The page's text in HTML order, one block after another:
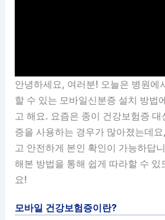
안녕하세요, 여러분! 오늘은 병원에
할 수 있는 모바일신분증 설치 방법
고 해요. 요즘은 종이 건강보험증 대
증을 사용하는 경우가 많아졌는데
고 안전하게 본인 확인이 가능하답
해본 방법을 통해 쉽게 따라할 수 있
요!
모바일 건강보험증이란?